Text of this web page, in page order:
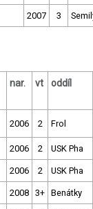
2007 3
nar. vt oddíl
2006 2 Frol
2006 2 USK Pha
2006 2 USK Pha
2008 3+ Benátky